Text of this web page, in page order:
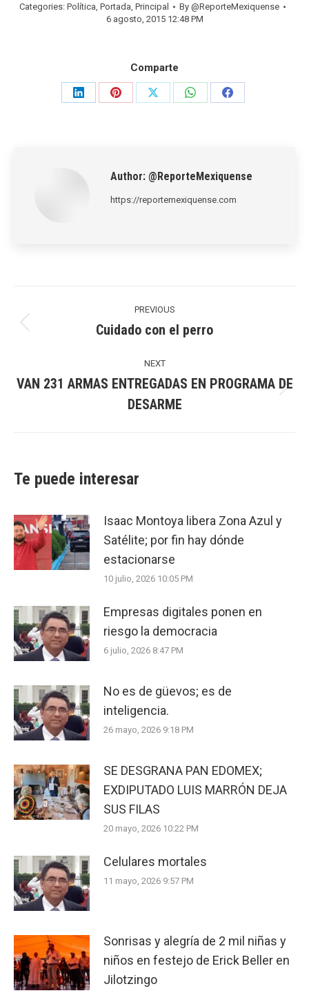
Categories: Política, Portada, Principal By @ReporteMexiquense
6 agosto, 2015 12:48 PM
Comparte
Share
Share
Share
Share
Share
Author: @ReporteMexiquense
https://reportemexiquense.com
navigation
PREVIOUS
Previous
Cuidado con el perro
NEXT
post:
VAN 231 ARMAS ENTREGADAS EN PROGRAMA DE
DESARME
Te puede interesar
Isaac Montoya libera Zona Azul y
Satélite; por fin hay dónde
estacionarse
10 julio, 2026 10:05 PM
Empresas digitales ponen en
riesgo la democracia
6 julio, 2026 8:47 PM
No es de güevos; es de
inteligencia.
26 mayo, 2026 9:18 PM
SE DESGRANA PAN EDOMEX;
EXDIPUTADO LUIS MARRÓN DEJA
SUS FILAS
20 mayo, 2026 10:22 PM
Celulares mortales
11 mayo, 2026 9:57 PM
Sonrisas y alegría de 2 mil niñas y
niños en festejo de Erick Beller en
Jilotzingo